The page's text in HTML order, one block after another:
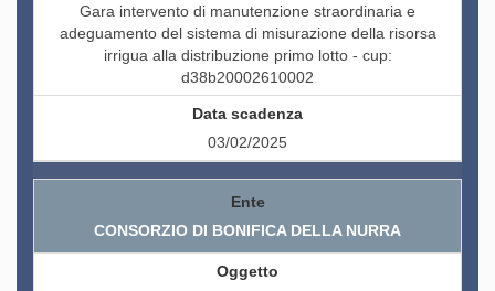
Gara intervento di manutenzione straordinaria e
adeguamento del sistema di misurazione della risorsa
irrigua alla distribuzione primo lotto - cup:
d38b20002610002
03/02/2025
CONSORZIO DI BONIFICA DELLA NURRA